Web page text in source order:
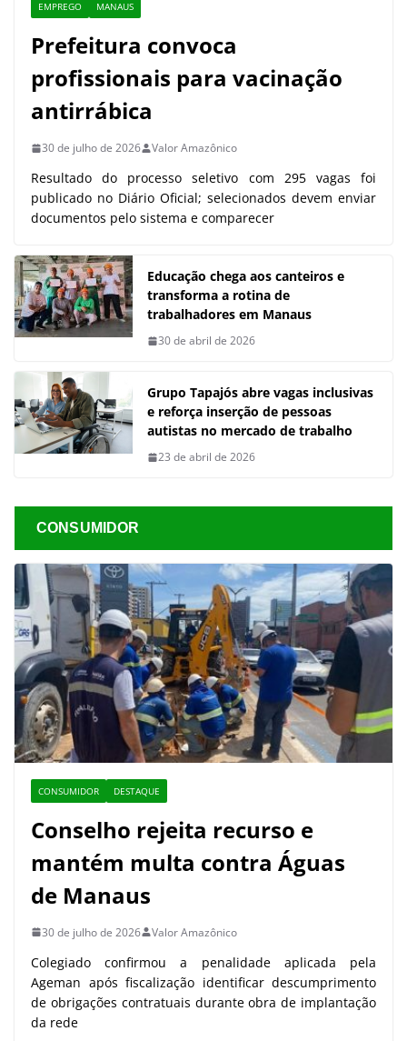
EMPREGO MANAUS
Prefeitura convoca
profissionais para vacinação
antirrábica
30 de julho de 2026 Valor Amazônico
Resultado do processo seletivo com 295 vagas foi
publicado no Diário Oficial; selecionados devem enviar
documentos pelo sistema e comparecer
Educação chega aos canteiros e
transforma a rotina de
trabalhadores em Manaus
30 de abril de 2026
Grupo Tapajós abre vagas inclusivas
e reforça inserção de pessoas
autistas no mercado de trabalho
23 de abril de 2026
CONSUMIDOR
CONSUMIDOR DESTAQUE
Conselho rejeita recurso e
mantém multa contra Águas
de Manaus
30 de julho de 2026 Valor Amazônico
Colegiado confirmou a penalidade aplicada pela
Ageman após fiscalização identificar descumprimento
de obrigações contratuais durante obra de implantação
da rede